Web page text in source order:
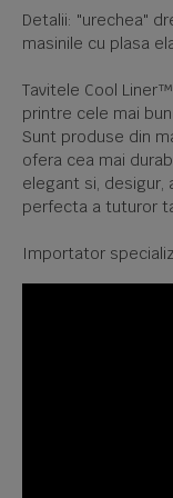
Detalii: "urechea"
masinile cu plasa
Tavitele Cool
printre cele mai
Sunt produse din
ofera cea mai
elegant si, desigur,
perfecta a tuturor
Importator